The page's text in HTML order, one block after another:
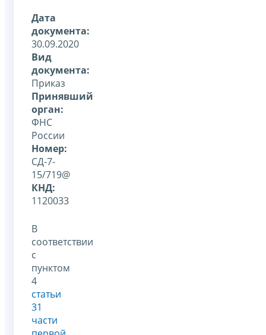
Дата
документа:
30.09.2020
Вид
документа:
Приказ
Принявший
орган:
ФНС
России
Номер:
СД-7-
15/719@
КНД:
1120033
В
соответствии
с
пунктом
4
статьи
31
части